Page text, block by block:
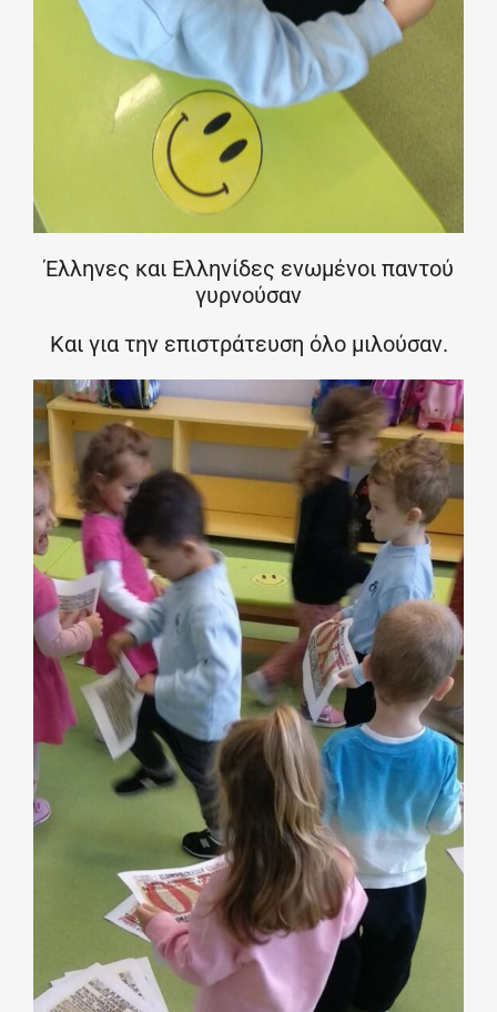
Έλληνες και Ελληνίδες ενωμένοι παντού
γυρνούσαν
Και για την επιστράτευση όλο μιλούσαν.